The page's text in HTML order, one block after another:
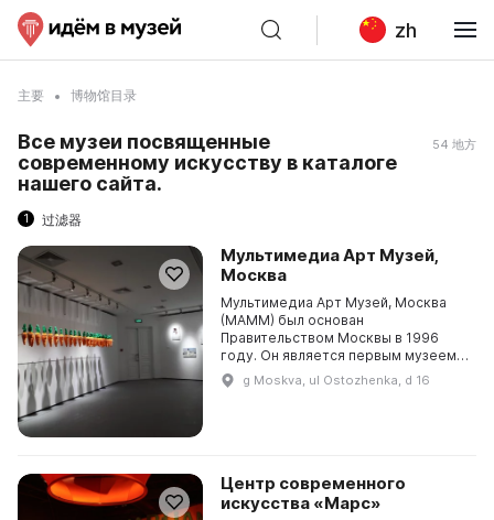
zh
主要 博物馆目录
Все музеи посвященные
современному искусству в каталоге
нашего сайта.
54 地方
1 过滤器
Мультимедиа Арт Музей,
Москва
Мультимедиа Арт Музей, Москва
(МАММ) был основан
Правительством Москвы в 1996
году. Он является первым музеем
фотографии и современного
искусства в России. В 2010 году
g Moskva, ul Ostozhenka, d 16
Центр современного
искусства «Марс»